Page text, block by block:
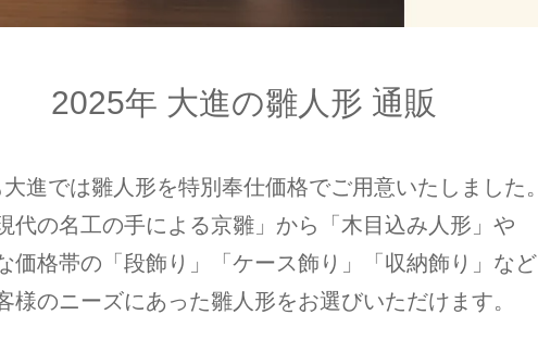
2025年 大進の雛人形 通販
進では雛人形を特別奉仕価格でご用意いたしました。
代の名工の手による京雛」から「木目込み人形」や
価格帯の「段飾り」「ケース飾り」「収納飾り」など
様のニーズにあった雛人形をお選びいただけます。